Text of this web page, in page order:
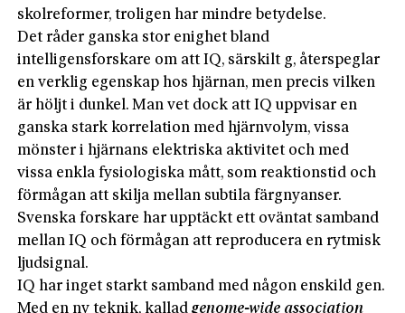
skolreformer, troligen har mindre betydelse.
Det råder ganska stor enighet bland
intelligensforskare om att IQ, särskilt g, återspeglar
en verklig egenskap hos hjärnan, men precis vilken
är höljt i dunkel. Man vet dock att IQ uppvisar en
ganska stark korrelation med hjärnvolym, vissa
mönster i hjärnans elektriska aktivitet och med
vissa enkla fysiologiska mått, som reaktionstid och
förmågan att skilja mellan subtila färgnyanser.
Svenska forskare har upptäckt ett oväntat samband
mellan IQ och förmågan att reproducera en rytmisk
ljudsignal.
IQ har inget starkt samband med någon enskild gen.
Med en ny teknik, kalladgenome-wide association